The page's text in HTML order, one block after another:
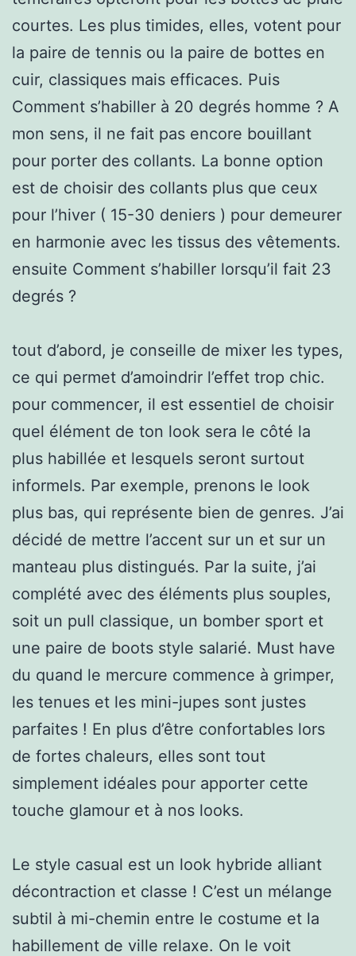
courtes. Les plus timides, elles, votent pour
la paire de tennis ou la paire de bottes en
cuir, classiques mais efficaces. Puis
Comment s’habiller à 20 degrés homme ? A
mon sens, il ne fait pas encore bouillant
pour porter des collants. La bonne option
est de choisir des collants plus que ceux
pour l’hiver ( 15-30 deniers ) pour demeurer
en harmonie avec les tissus des vêtements.
ensuite Comment s’habiller lorsqu’il fait 23
degrés ?
tout d’abord, je conseille de mixer les types,
ce qui permet d’amoindrir l’effet trop chic.
pour commencer, il est essentiel de choisir
quel élément de ton look sera le côté la
plus habillée et lesquels seront surtout
informels. Par exemple, prenons le look
plus bas, qui représente bien de genres. J’ai
décidé de mettre l’accent sur un et sur un
manteau plus distingués. Par la suite, j’ai
complété avec des éléments plus souples,
soit un pull classique, un bomber sport et
une paire de boots style salarié. Must have
du quand le mercure commence à grimper,
les tenues et les mini-jupes sont justes
parfaites ! En plus d’être confortables lors
de fortes chaleurs, elles sont tout
simplement idéales pour apporter cette
touche glamour et à nos looks.
Le style casual est un look hybride alliant
décontraction et classe ! C’est un mélange
subtil à mi-chemin entre le costume et la
habillement de ville relaxe. On le voit